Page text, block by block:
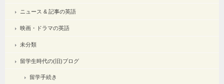
ニュース & 記事の英語
映画・ドラマの英語
未分類
留学生時代の(旧)ブログ
留学手続き